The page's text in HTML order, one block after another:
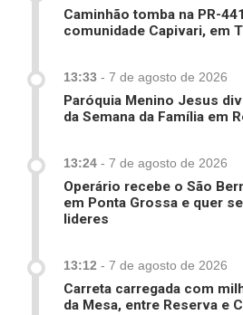
Caminhão tomba na PR-
comunidade Capivari, em
13:33 - 7 de agosto de 2026
Paróquia Menino Jesus
da Semana da Família em
13:24 - 7 de agosto de 2026
Operário recebe o São
em Ponta Grossa e quer
lideres
13:12 - 7 de agosto de 2026
Carreta carregada com
da Mesa, entre Reserva e